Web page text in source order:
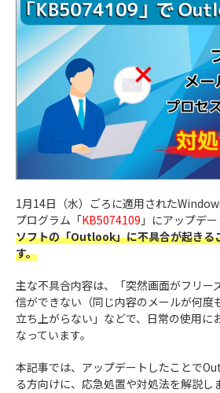
1月14日（水）ごろに適用された
プログラム「KB5074109 」にアップデー
ソフトの「Outlook」に不具合が起きる
す。
主な不具合内容は、「突然画面がフリー
信ができない（同じ内容のメールが何
立ち上がらない」などで、日常の使用に
なっています。
本記事では、アップデートしたことで
る方向けに、応急処置や対処法を解説し